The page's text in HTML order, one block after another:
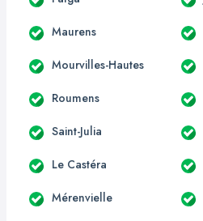
Maurens
Mourvilles-Hautes
Roumens
Saint-Julia
Le Castéra
Mérenvielle